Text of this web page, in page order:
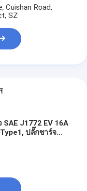
Cuishan Road,
SZ
SAE J1772 EV 16A
ปลั๊กชาร์จ